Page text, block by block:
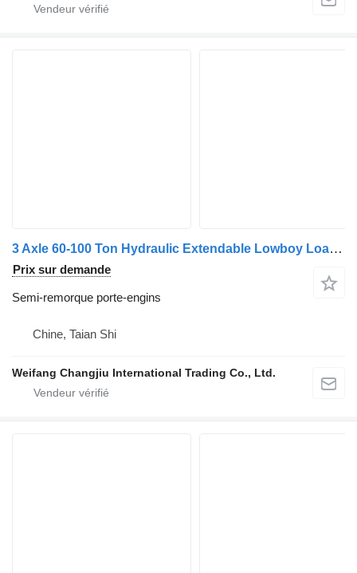
3 Axle 60-100 Ton Hydraulic Extendable Lowboy Loader Lowbed Low
Prix sur demande
Semi-remorque porte-engins
Chine, Taian Shi
Weifang Changjiu International Trading Co., Ltd.